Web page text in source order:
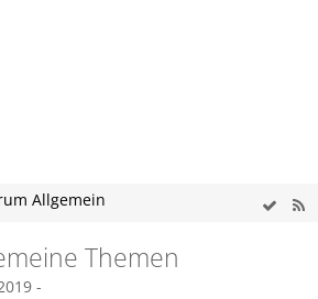
Allgemein
Themen
-